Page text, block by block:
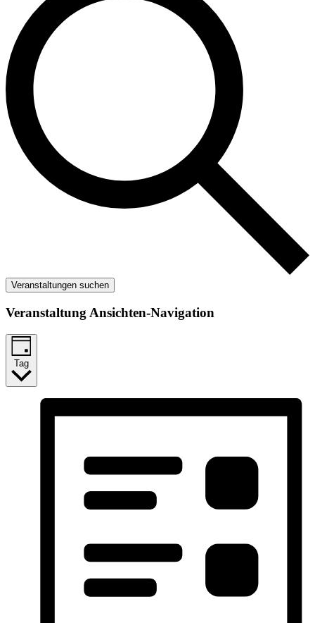
Veranstaltungen suchen
Veranstaltung Ansichten-Navigation
Tag